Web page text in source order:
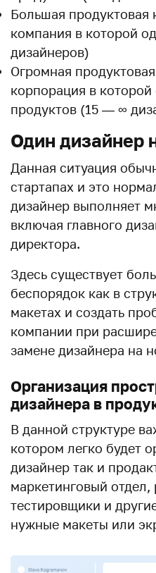
Большая
компания в которой
дизайнеров)
Огромная
корпорация в которой
продуктов (15 — ∞
Один дизайнер
Данная ситуация
стартапах и это
дизайнер выполняет
включая главного
директора.
Здесь существует
беспорядок как в
макетах и создать
компании при
замене дизайнера на
Организация
дизайнера в
В данной структуре
котором легко будет
дизайнер так и
маркетинговый отдел,
тестировщики и
нужные макеты или